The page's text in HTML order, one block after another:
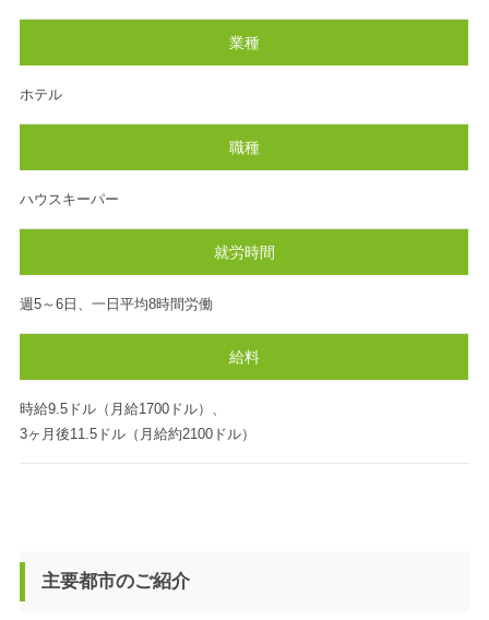
業種
ホテル
職種
ハウスキーパー
就労時間
週5～6日、一日平均8時間労働
給料
時給9.5ドル（月給1700ドル）、
3ヶ月後11.5ドル（月給約2100ドル）
主要都市のご紹介